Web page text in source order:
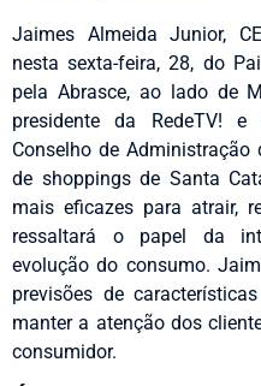
Jaimes Almeida Junior,
nesta sexta-feira, 28, do
pela Abrasce, ao lado de
presidente da RedeTV! e
Conselho de
de shoppings de Santa
mais eficazes para atrair,
ressaltará o papel da
evolução do consumo.
previsões de
manter a atenção dos
consumidor.